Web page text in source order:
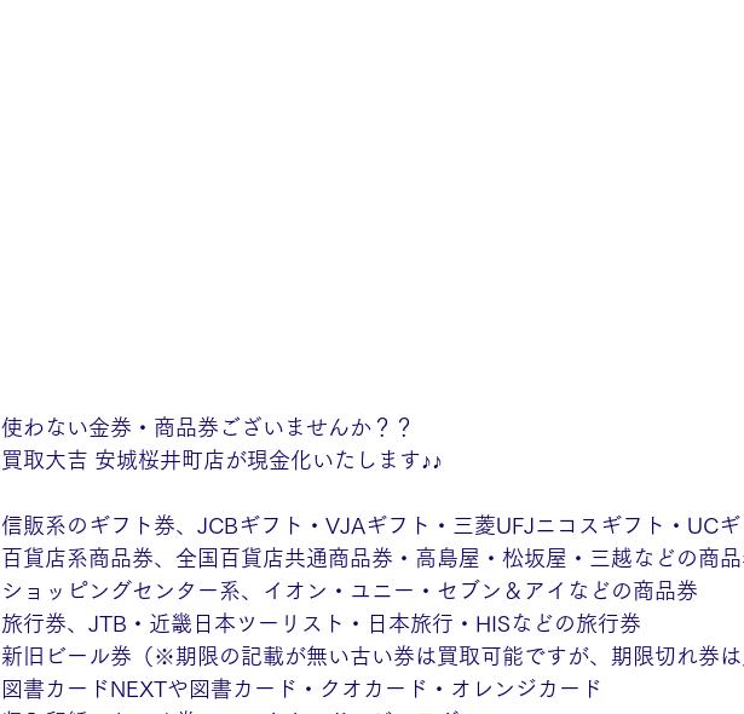
使わない金券・商品券ございませんか？？
買取大吉 安城桜井町店が現金化いたします♪♪
信販系のギフト券、JCBギフト・VJAギフト・三菱UFJニコスギフト・UC
百貨店系商品券、全国百貨店共通商品券・高島屋・松坂屋・三越などの商
ショッピングセンター系、イオン・ユニー・セブン＆アイなどの商品券
旅行券、JTB・近畿日本ツーリスト・日本旅行・HISなどの旅行券
新旧ビール券（※期限の記載が無い古い券は買取可能ですが、期限切れ券
図書カードNEXTや図書カード・クオカード・オレンジカード